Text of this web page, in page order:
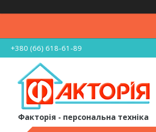
+380 (66) 618-61-89
Факторія - персональна техніка